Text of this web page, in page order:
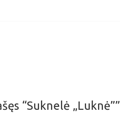
“Suknelė „Luknė””